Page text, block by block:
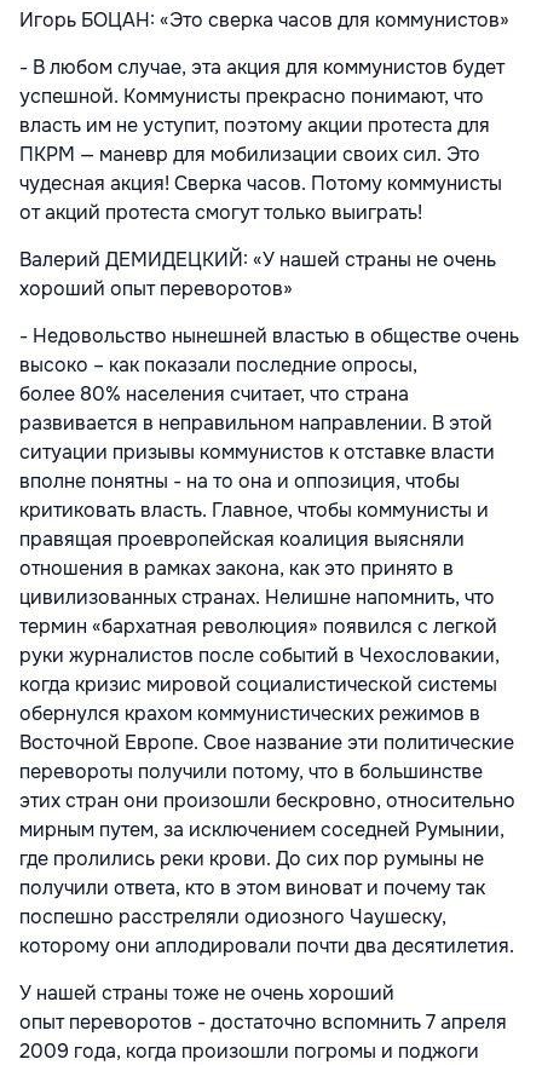
Игорь БОЦАН: «Это сверка часов для коммунистов»
- В любом случае, эта акция для коммунистов будет
успешной. Коммунисты прекрасно понимают, что
власть им не уступит, поэтому акции протеста для
ПКРМ — маневр для мобилизации своих сил. Это
чудесная акция! Сверка часов. Потому коммунисты
от акций протеста смогут только выиграть!
Валерий ДЕМИДЕЦКИЙ: «У нашей страны не очень
хороший опыт переворотов»
- Недовольство нынешней властью в обществе очень
высоко – как показали последние опросы,
более 80% населения считает, что страна
развивается в неправильном направлении. В этой
ситуации призывы коммунистов к отставке власти
вполне понятны - на то она и оппозиция, чтобы
критиковать власть. Главное, чтобы коммунисты и
правящая проевропейская коалиция выясняли
отношения в рамках закона, как это принято в
цивилизованных странах. Нелишне напомнить, что
термин «бархатная революция» появился с легкой
руки журналистов после событий в Чехословакии,
когда кризис мировой социалистической системы
обернулся крахом коммунистических режимов в
Восточной Европе. Свое название эти политические
перевороты получили потому, что в большинстве
этих стран они произошли бескровно, относительно
мирным путем, за исключением соседней Румынии,
где пролились реки крови. До сих пор румыны не
получили ответа, кто в этом виноват и почему так
поспешно расстреляли одиозного Чаушеску,
которому они аплодировали почти два десятилетия.
У нашей страны тоже не очень хороший
опыт переворотов - достаточно вспомнить 7 апреля
2009 года, когда произошли погромы и поджоги